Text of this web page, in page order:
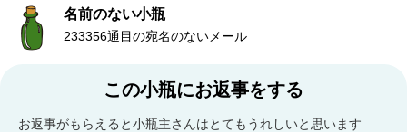
名前のない小瓶
233356通目の宛名のないメール
この小瓶にお返事をする
お返事がもらえると小瓶主さんはとてもうれしいと思います